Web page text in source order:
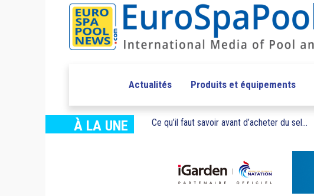
Actualités Produits et équipements
À LA UNE Ce qu’il faut savoir avant d’acheter du sel...